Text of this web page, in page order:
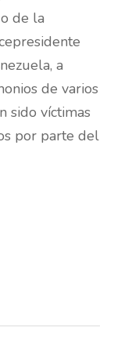
de la
a
de varios
sido víctimas
por parte del